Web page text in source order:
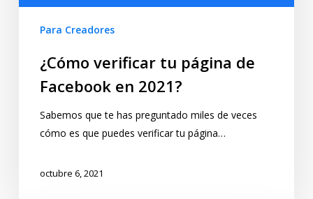
Para Creadores
¿Cómo verificar tu página de
Facebook en 2021?
Sabemos que te has preguntado miles de veces
cómo es que puedes verificar tu página…
octubre 6, 2021